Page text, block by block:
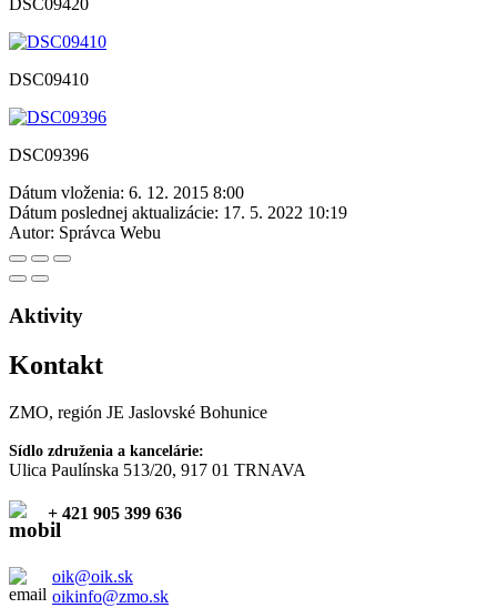
DSC09420
DSC09410
DSC09396
Dátum vloženia: 6. 12. 2015 8:00
Dátum poslednej aktualizácie: 17. 5. 2022 10:19
Autor: Správca Webu
Aktivity
Kontakt
ZMO, región JE Jaslovské Bohunice
Sídlo združenia a kancelárie:
Ulica Paulínska 513/20, 917 01 TRNAVA
+ 421 905 399 636
oik@oik.sk
oikinfo@zmo.sk